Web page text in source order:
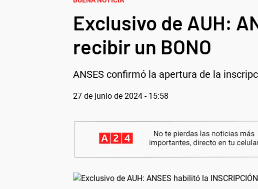
Exclusivo de AUH:
recibir un BONO
ANSES confirmó la apertura de la
27 de junio de 2024 - 15:58